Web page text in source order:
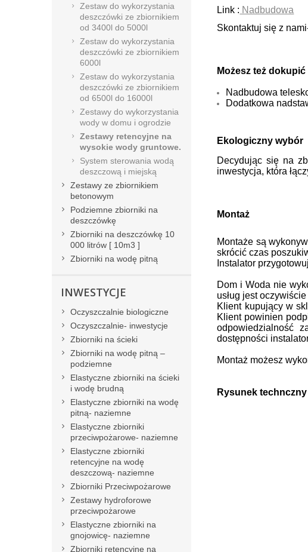
Link : Nadbudowa
Skontaktuj się z
Możesz też
Nadbudowa
Dodatkowa
Ekologiczny wybór
Decydując się na
inwestycja, która
Montaż
Montaże są
skrócić czas
Instalator
Dom i Woda nie
usług jest
Klient kupujący w
Klient powinien
odpowiedzialność
dostępności
Montaż możesz
Rysunek
Zestaw do wykorzystania
deszczówki ze zbiornikiem
od 3400l do 5000l
Zestaw do wykorzystania
deszczówki ze zbiornikiem
6000l
Zestaw do wykorzystania
deszczówki ze zbiornikiem
od 6500l do 16000l
Zestawy do wykorzystania
wody w domu i ogrodzie
Zestawy retencyjne na
wysokie wody gruntowe.
System sterowania wodą
deszczową i miejską
Zestawy ze zbiornikiem
betonowym
Podziemne zbiorniki na
deszczówkę
Zbiorniki na deszczówkę 10
000 litrów [ 10m3 ]
Zbiorniki na wodę pitną
INWESTYCJE
Oczyszczalnie biologiczne
Oczyszczalnie- inwestycje
Zbiorniki na ścieki
Zbiorniki na wodę pitną –
podziemne
Elastyczne zbiorniki na ścieki
i wodę brudną
Elastyczne zbiorniki na wodę
pitną- naziemne
Elastyczne zbiorniki
przeciwpożarowe- naziemne
Elastyczne zbiorniki
retencyjne na wodę
deszczową- naziemne
Zbiorniki Przeciwpożarowe
Zestawy hydroforowe
przeciwpożarowe
Elastyczne zbiorniki na
gnojowicę- naziemne
Zbiorniki retencyjne na